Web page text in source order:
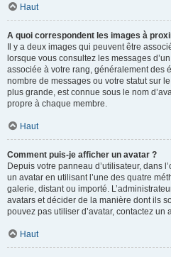
Haut
A quoi correspondent les images à
Il y a deux images qui peuvent être
lorsque vous consultez les messages
associée à votre rang, généralement des
nombre de messages ou votre statut sur
plus grande, est connue sous le nom
propre à chaque membre.
Haut
Comment puis-je afficher un avatar ?
Depuis votre panneau d’utilisateur, dans
un avatar en utilisant l’une des quatre
galerie, distant ou importé.
avatars et décider de la manière dont ils
pouvez pas utiliser d’avatar, contactez un
Haut